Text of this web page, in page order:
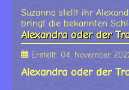
Suzanna stellt ihr
bringt die bekannten
Alexandra oder der
Erstellt: 04. November
Alexandra oder der